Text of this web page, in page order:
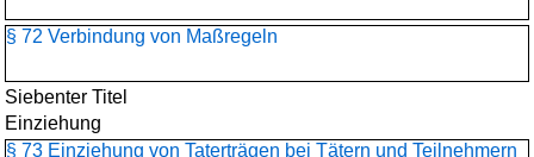
§ 72 Verbindung von Maßregeln
Siebenter Titel
Einziehung
§ 73 Einziehung von Taterträgen bei Tätern und Teilnehmern